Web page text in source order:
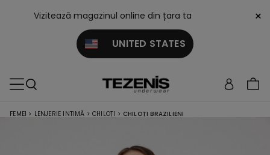
Vizitează magazinul online din țara ta
UNITED STATES
×
FEMEI > LENJERIE INTIMĂ > CHILOȚI > CHILOȚI BRAZILIENI